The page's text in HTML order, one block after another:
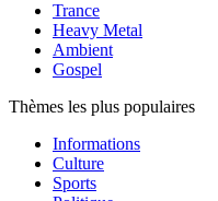
Trance
Heavy Metal
Ambient
Gospel
Thèmes les plus populaires
Informations
Culture
Sports